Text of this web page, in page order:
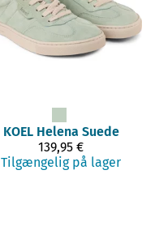
KOEL Helena Suede
139,95 €
Tilgængelig på lager